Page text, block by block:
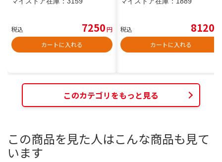
税込 7250円
カートに入れる
税込 8120
カートに入れる
このカテゴリをもっと見る
この商品を見た人はこんな商品も見て
います